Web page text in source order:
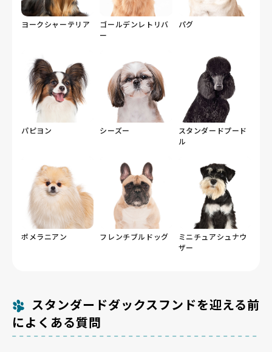
ヨークシャーテリア
ゴールデンレトリバ
ー
パグ
パピヨン シーズー
スタンダードプード
ル
ポメラニアン フレンチブルドッグ
ミニチュアシュナウ
ザー
スタンダードダックスフンドを迎える前
によくある質問